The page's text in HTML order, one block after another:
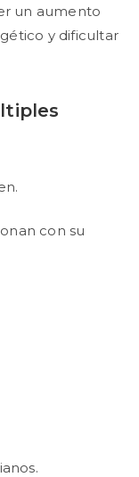
un aumento
y dificultar
con su